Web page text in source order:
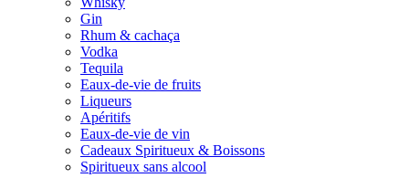
Gin
Rhum & cachaça
Vodka
Tequila
Eaux-de-vie de fruits
Liqueurs
Apéritifs
Eaux-de-vie de vin
Cadeaux Spiritueux & Boissons
Spiritueux sans alcool